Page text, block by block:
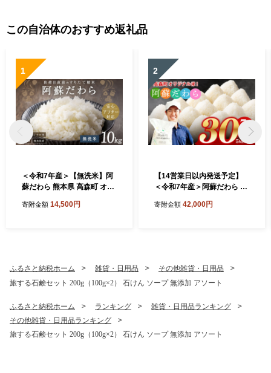
この自治体のおすすめ返礼品
1
＜令和7年産＞【無洗米】阿
蘇だわら 熊本県 高森町 オリ
袋）
寄附金額 14,500円
2
【14営業日以内発送予定】
＜令和7年産＞阿蘇だわら 熊
30kg（5kg×6袋）お米 精米
寄附金額 42,000円
ふるさと納税ホーム 雑貨・日用品
その他雑貨・日用品
旅する石鹸セット 200g（100g×2） 石けん ソープ 無添加 アソート
ふるさと納税ホーム ランキング
雑貨・日用品ランキング
その他雑貨・日用品ランキング
旅する石鹸セット 200g（100g×2） 石けん ソープ 無添加 アソート